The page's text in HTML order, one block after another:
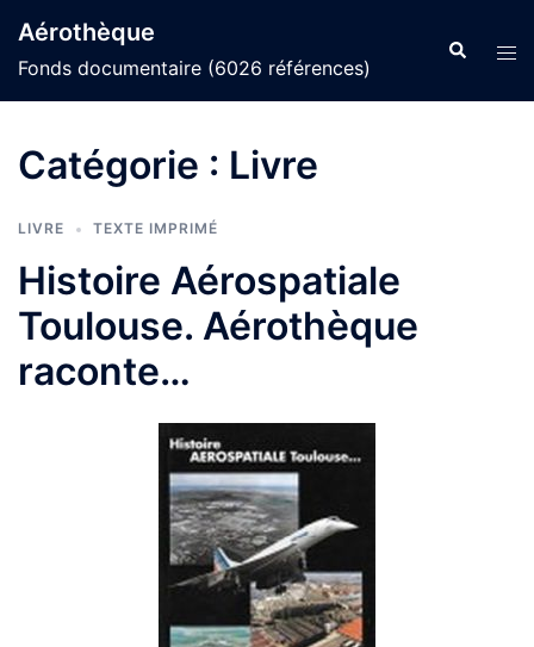
au
contenu
Aérothèque
Fonds documentaire (6026 références)
Catégorie : Livre
LIVRE TEXTE IMPRIMÉ
Histoire Aérospatiale
Toulouse. Aérothèque
raconte…